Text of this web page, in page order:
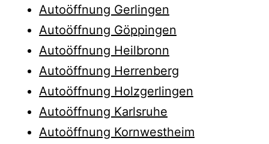
Autoöffnung Gerlingen
Autoöffnung Göppingen
Autoöffnung Heilbronn
Autoöffnung Herrenberg
Autoöffnung Holzgerlingen
Autoöffnung Karlsruhe
Autoöffnung Kornwestheim